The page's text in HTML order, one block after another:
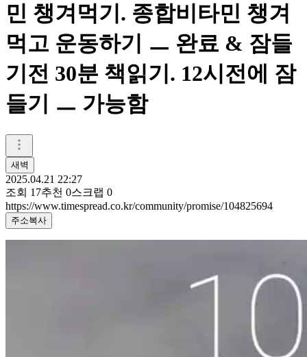
민 챙겨먹기. 종합비타민 챙겨
먹고 운동하기 ㅡ 완료 & 잠들
기전 30분 책읽기. 12시전에 잠
들기 ㅡ 가능함
새벽
2025.04.21 22:27
조회 17추천 0스크랩 0
https://www.timespread.co.kr/community/promise/104825694
주소복사